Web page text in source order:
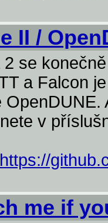
II /
2 se
a Falcon
OpenDUNE.
v
https://
me if